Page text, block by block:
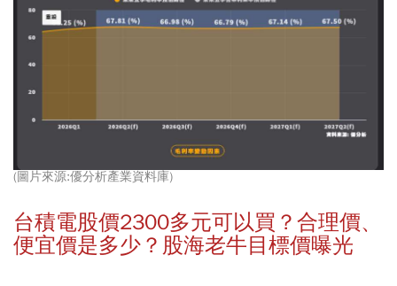
(圖片來源:優分析產業資料庫)
台積電股價2300多元可以買？合理價、
便宜價是多少？股海老牛目標價曝光